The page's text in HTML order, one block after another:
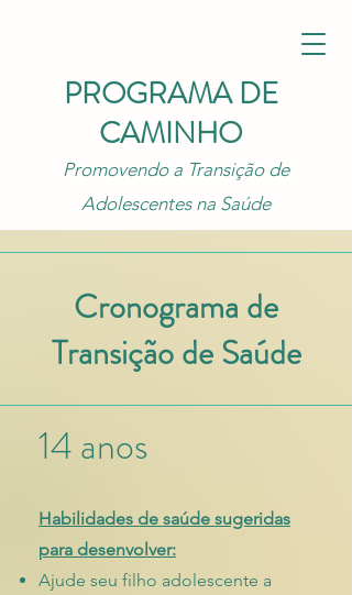
PROGRAMA DE
CAMINHO
Promovendo a Transição de
Adolescentes na Saúde
Cronograma de
Transição de Saúde
14 anos
Habilidades de saúde sugeridas
para desenvolver:
Ajude seu filho adolescente a